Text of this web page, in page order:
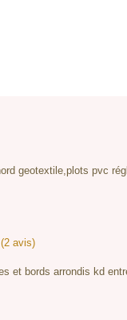
geotextile,plots pvc
avis)
et bords arrondis kd